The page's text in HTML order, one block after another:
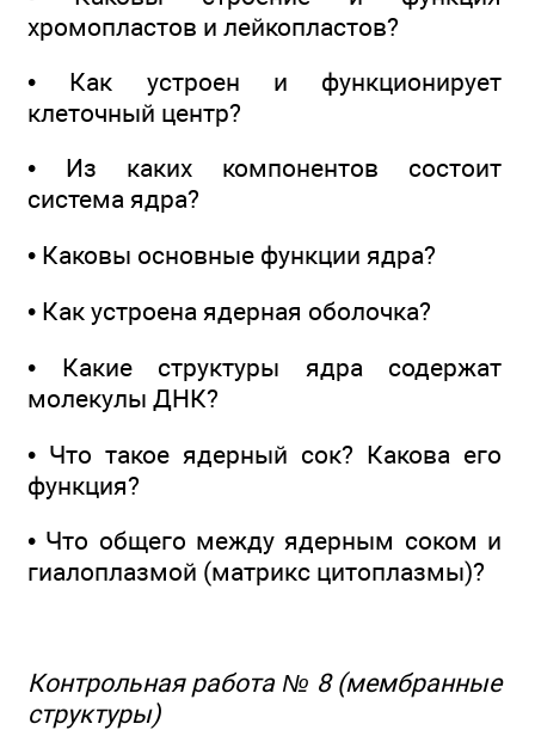
хромопластов и лейкопластов?
• Как устроен и функционирует
клеточный центр?
• Из каких компонентов состоит
система ядра?
• Каковы основные функции ядра?
• Как устроена ядерная оболочка?
• Какие структуры ядра содержат
молекулы ДНК?
• Что такое ядерный сок? Какова его
функция?
• Что общего между ядерным соком и
гиалоплазмой (матрикс цитоплазмы)?
Контрольная работа № 8 (мембранные
структуры)